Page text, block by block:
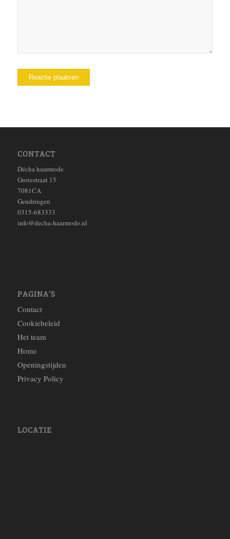
CONTACT
Décha haarmode
Grotestraat 15
7081CA
Gendringen
0315-683333
info@decha-haarmode.nl
PAGINA’S
Contact
Cookiebeleid
Het team
Home
Openingstijden
Privacy Policy
LOCATIE